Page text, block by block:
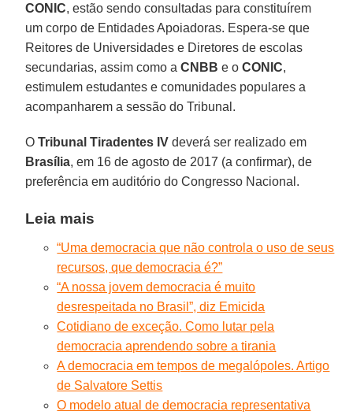
CONIC, estão sendo consultadas para constituírem
um corpo de Entidades Apoiadoras. Espera-se que
Reitores de Universidades e Diretores de escolas
secundarias, assim como aCNBB e oCONIC,
estimulem estudantes e comunidades populares a
acompanharem a sessão do Tribunal.
OTribunal Tiradentes IV deverá ser realizado em
Brasília, em 16 de agosto de 2017 (a confirmar), de
preferência em auditório do Congresso Nacional.
Leia mais
“Uma democracia que não controla o uso de seus
recursos, que democracia é?”
“A nossa jovem democracia é muito
desrespeitada no Brasil”, diz Emicida
Cotidiano de exceção. Como lutar pela
democracia aprendendo sobre a tirania
A democracia em tempos de megalópoles. Artigo
de Salvatore Settis
O modelo atual de democracia representativa